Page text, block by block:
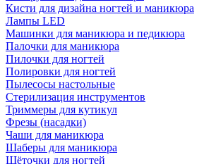
Кисти для дизайна ногтей и маникюра
Лампы LED
Машинки для маникюра и педикюра
Палочки для маникюра
Пилочки для ногтей
Полировки для ногтей
Пылесосы настольные
Стерилизация инструментов
Триммеры для кутикул
Фрезы (насадки)
Чаши для маникюра
Шаберы для маникюра
Щёточки для ногтей